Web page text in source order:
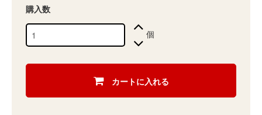
購入数
個
カートに入れる